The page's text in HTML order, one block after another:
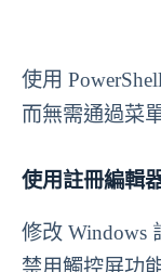
使用
而無需通過菜
使用註冊編輯
修改 Windows
禁用觸控屏功